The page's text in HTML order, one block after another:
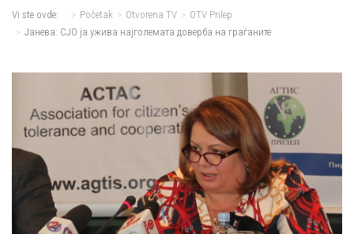
Vi ste ovde: Početak Otvorena TV
OTV Prilep
Јанева: СЈО ја ужива најголемата доверба на граѓаните